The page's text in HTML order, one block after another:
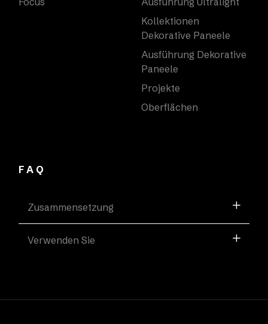
Kollektionen
Dekorative Paneele
Ausführung Dekorative
Paneele
Projekte
Oberflächen
FAQ
Zusammensetzung
Verwenden Sie